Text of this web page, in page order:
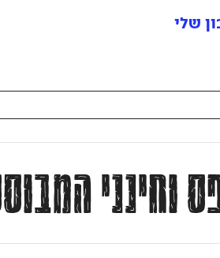
שלי
וחינני